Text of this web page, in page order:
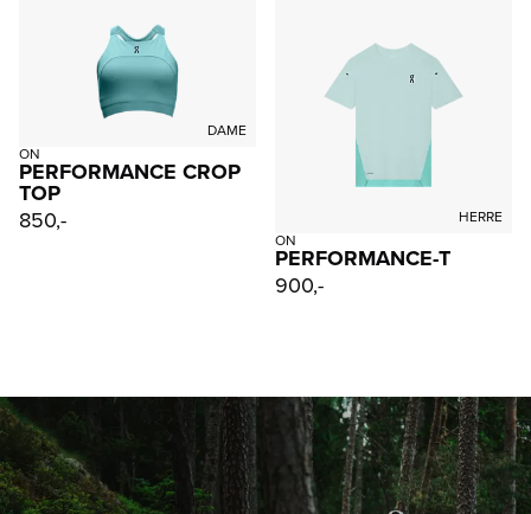
DAME
ON
PERFORMANCE CROP
TOP
850,-
HERRE
ON
PERFORMANCE-T
900,-